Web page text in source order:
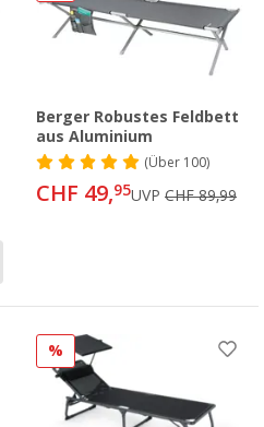
Berger Robustes Feldbett
aus Aluminium
(Über100)
CHF 49,95UVP CHF 89,99
%